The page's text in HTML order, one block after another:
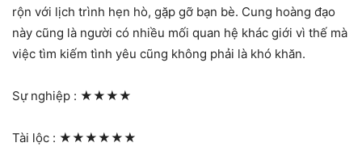
rộn với lịch trình hẹn hò, gặp gỡ bạn bè. Cung hoàng đạo
này cũng là người có nhiều mối quan hệ khác giới vì thế mà
việc tìm kiếm tình yêu cũng không phải là khó khăn.
Sự nghiệp : ★★★★
Tài lộc : ★★★★★★